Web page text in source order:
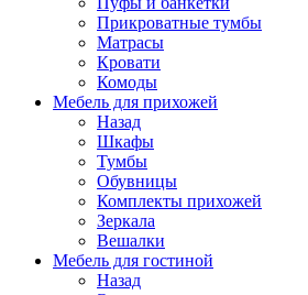
Прикроватные тумбы
Матрасы
Кровати
Комоды
Мебель для прихожей
Назад
Шкафы
Тумбы
Обувницы
Комплекты прихожей
Зеркала
Вешалки
Мебель для гостиной
Назад